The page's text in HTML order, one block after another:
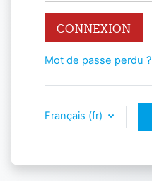
CONNEXION
Mot de passe perdu ?
Français ‎(fr)‎